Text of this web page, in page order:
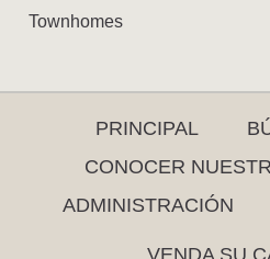
Townhomes
PRINCIPAL
CONOCER
ADMINISTRACIÓN
VENDA SU